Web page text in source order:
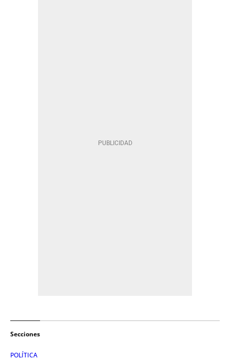
Secciones
POLÍTICA